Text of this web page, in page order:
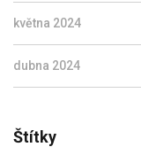
května 2024
dubna 2024
Štítky